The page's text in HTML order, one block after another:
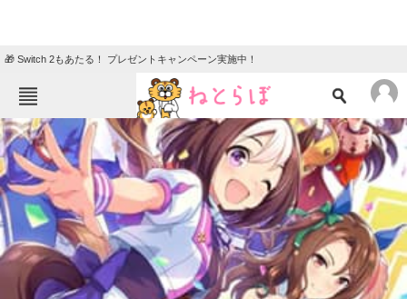
🎁 Switch 2もあたる！ プレゼントキャンペーン実施中！
ねとらぼメニュー
TOP ニュース
エンタメ クイズ
グルメ 地域
住まい 教育・育児
動物 リサーチ